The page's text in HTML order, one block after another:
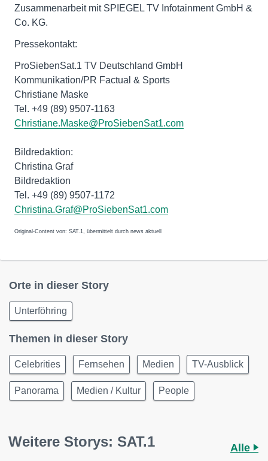
Zusammenarbeit mit SPIEGEL TV Infotainment GmbH &
Co. KG.
Pressekontakt:
ProSiebenSat.1 TV Deutschland GmbH
Kommunikation/PR Factual & Sports
Christiane Maske
Tel. +49 (89) 9507-1163
Christiane.Maske@ProSiebenSat1.com
Bildredaktion:
Christina Graf
Bildredaktion
Tel. +49 (89) 9507-1172
Christina.Graf@ProSiebenSat1.com
Original-Content von: SAT.1, übermittelt durch news aktuell
Orte in dieser Story
Unterföhring
Themen in dieser Story
Celebrities Fernsehen Medien TV-Ausblick
Panorama Medien / Kultur People
Weitere Storys: SAT.1 Alle